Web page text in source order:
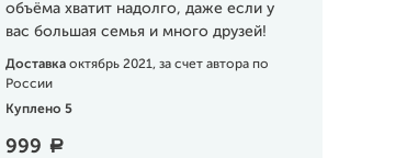
объёма хватит надолго, даже если у
вас большая семья и много друзей!
Доставка октябрь 2021, за счет автора по
России
Куплено 5
999 a